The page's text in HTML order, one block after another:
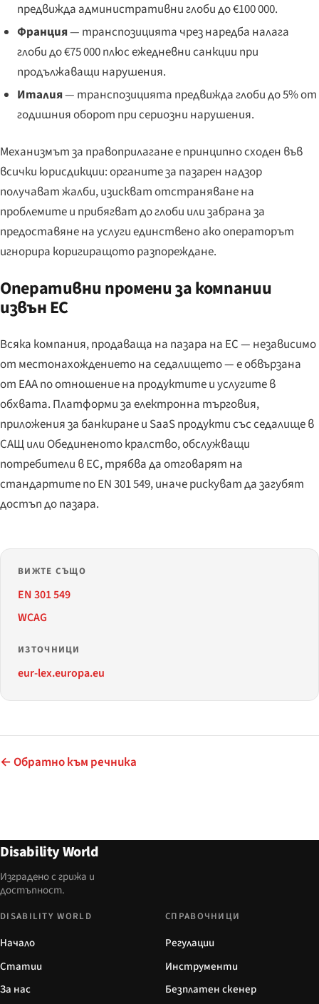
предвижда административни глоби до €100 000.
Франция— транспозицията чрез наредба налага
глоби до €75 000 плюс ежедневни санкции при
продължаващи нарушения.
Италия— транспозицията предвижда глоби до 5% от
годишния оборот при сериозни нарушения.
Механизмът за правоприлагане е принципно сходен във
всички юрисдикции: органите за пазарен надзор
получават жалби, изискват отстраняване на
проблемите и прибягват до глоби или забрана за
предоставяне на услуги единствено ако операторът
игнорира коригиращото разпореждане.
Оперативни промени за компании
извън ЕС
Всяка компания, продаваща на пазара на ЕС — независимо
от местонахождението на седалището — е обвързана
от EAA по отношение на продуктите и услугите в
обхвата. Платформи за електронна търговия,
приложения за банкиране и SaaS продукти със седалище в
САЩ или Обединеното кралство, обслужващи
потребители в ЕС, трябва да отговарят на
стандартите по EN 301 549, иначе рискуват да загубят
достъп до пазара.
ВИЖТЕ СЪЩО
EN 301 549
WCAG
ИЗТОЧНИЦИ
eur-lex.europa.eu
← Обратно към речника
Disability World
Изградено с грижа и
достъпност.
DISABILITY WORLD
Начало
Статии
За нас
СПРАВОЧНИЦИ
Регулации
Инструменти
Безплатен скенер